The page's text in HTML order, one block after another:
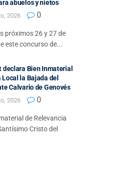
abuelos y nietos
2026 0
próximos 26 y 27 de
este concurso de...
declara Bien Inmaterial
la Bajada del
Calvario de Genovés
2026 0
de Relevancia
Cristo del